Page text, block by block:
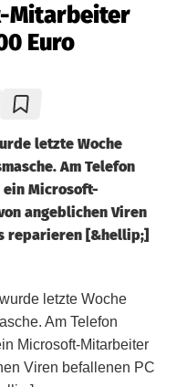
Mitarbeiter
Euro
letzte Woche
Am Telefon
ein Microsoft-
angeblichen Viren
reparieren [&hellip;]